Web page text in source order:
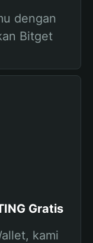
dengan
Bitget
Gratis
kami